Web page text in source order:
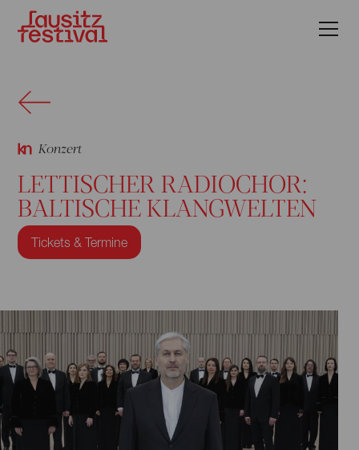
Konzert
LETTISCHER RADIOCHOR:
BALTISCHE KLANGWELTEN
Tickets & Termine